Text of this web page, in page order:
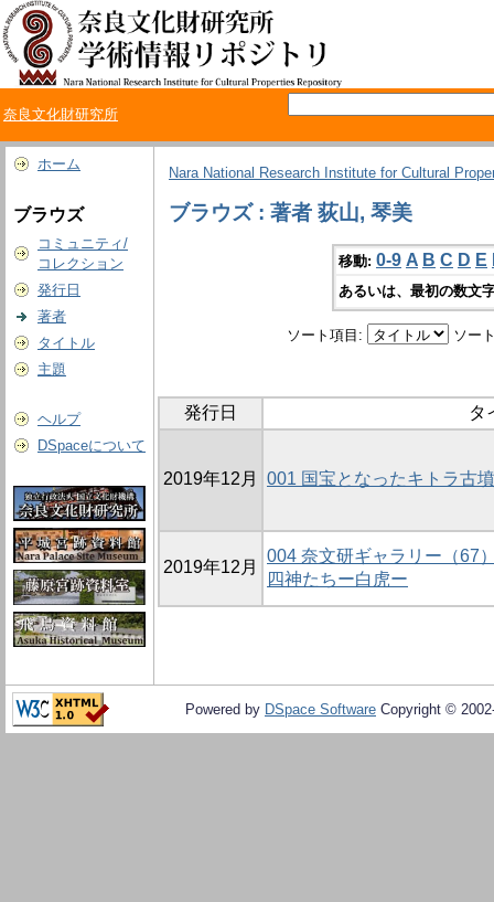
奈良文化財研究所
ホーム
ブラウズ
コミュニティ/
コレクション
発行日
著者
タイトル
主題
ヘルプ
DSpaceについて
Nara National Research Institute for Cultural
ブラウズ : 著者 荻山, 琴美
移動: 0-9 A B C D E
あるいは、最初の数文
ソート項目: ソー
発行日 タ
2019年12月 001 国宝となったキトラ古
2019年12月
004 奈文研ギャラリー（67
四神たちー白虎ー
Powered by DSpace Software Copyright ©